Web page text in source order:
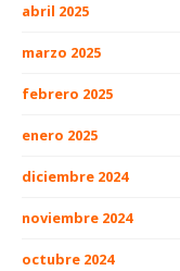
abril 2025
marzo 2025
febrero 2025
enero 2025
diciembre 2024
noviembre 2024
octubre 2024